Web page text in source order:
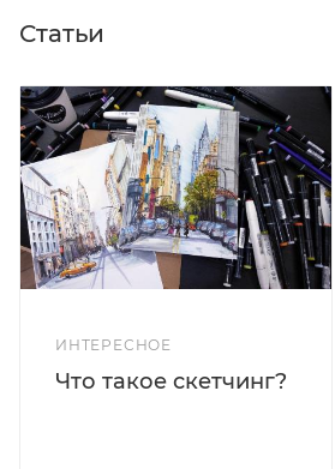
Статьи
ИНТЕРЕСНОЕ
Что такое скетчинг?